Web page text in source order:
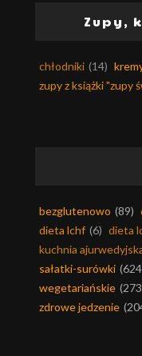
Zupy,
chłodniki (14)
zupy z książki "zupy
bezglutenowo (89)
dieta lchf (6) dieta
kuchnia
sałatki-surówki
wegetariańskie
zdrowe jedzenie